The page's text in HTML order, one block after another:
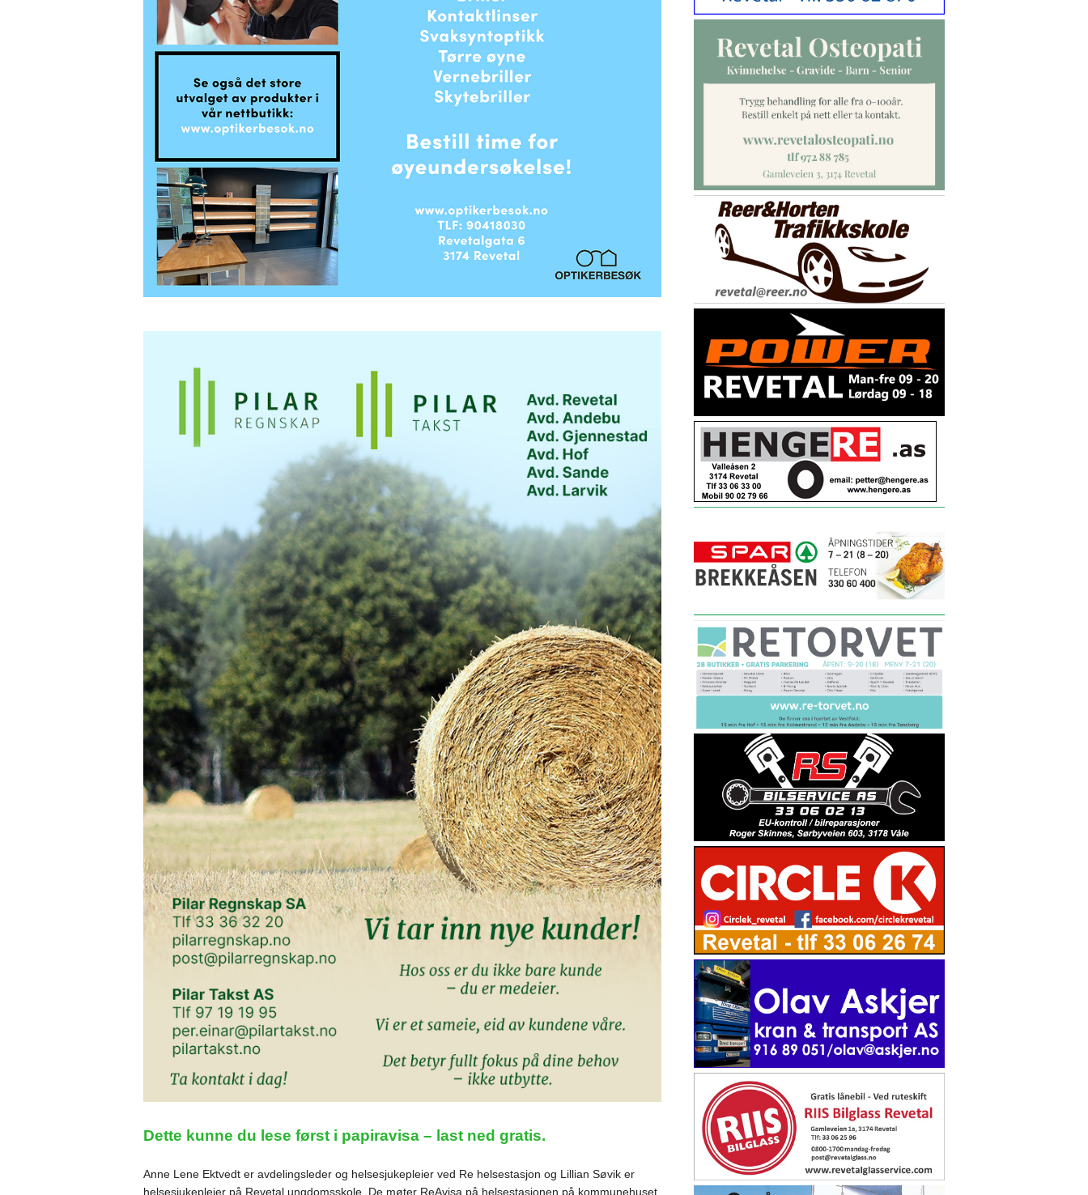
Dette kunne du lese først i papiravisa – last ned gratis.
Anne Lene Ektvedt er avdelingsleder og helsesjukepleier ved Re helsestasjon og Lillian Søvik er
helsesjukepleier på Revetal ungdomsskole. De møter ReAvisa på helsestasjonen på kommunehuset